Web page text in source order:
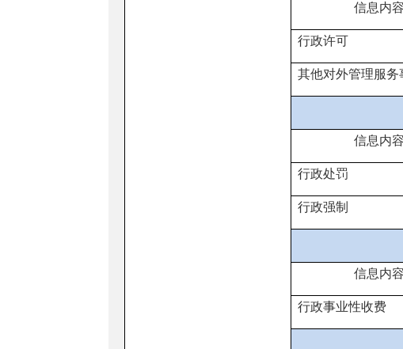
信息内容
行政许可
其他对外管理服务
信息内容
行政处罚
行政强制
信息内容
行政事业性收费